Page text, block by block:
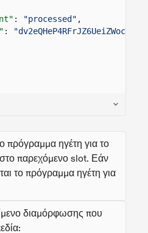
: "processed" ,
:
πρόγραμμα ηγέτη για το
στο παρεχόμενο slot. Εάν
το πρόγραμμα ηγέτη για
διαμόρφωσης που